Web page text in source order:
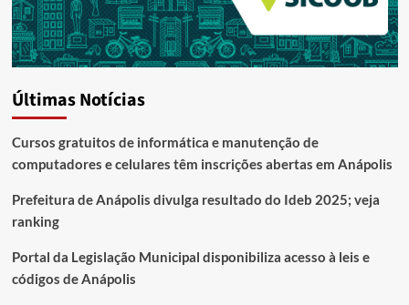
Últimas Notícias
Cursos gratuitos de informática e manutenção de
computadores e celulares têm inscrições abertas em Anápolis
Prefeitura de Anápolis divulga resultado do Ideb 2025; veja
ranking
Portal da Legislação Municipal disponibiliza acesso à leis e
códigos de Anápolis